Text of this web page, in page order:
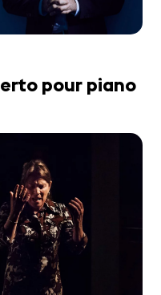
pour piano